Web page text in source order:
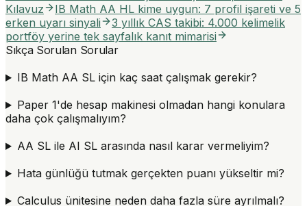
Kılavuz
IB Math AA HL kime uygun: 7 profil işareti ve 5
erken uyarı sinyali
3 yıllık CAS takibi: 4.000 kelimelik
portföy yerine tek sayfalık kanıt mimarisi
Sıkça Sorulan Sorular
IB Math AA SL için kaç saat çalışmak gerekir?
Paper 1'de hesap makinesi olmadan hangi konulara
daha çok çalışmalıyım?
AA SL ile AI SL arasında nasıl karar vermeliyim?
Hata günlüğü tutmak gerçekten puanı yükseltir mi?
Calculus ünitesine neden daha fazla süre ayrılmalı?